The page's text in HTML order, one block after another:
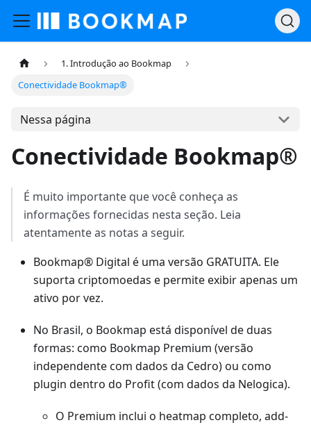
1. Introdução ao Bookmap
Conectividade Bookmap®
Nessa página
Conectividade Bookmap®
É muito importante que você conheça as
informações fornecidas nesta seção. Leia
atentamente as notas a seguir.
Bookmap® Digital é uma versão GRATUITA. Ele
suporta criptomoedas e permite exibir apenas um
ativo por vez.
No Brasil, o Bookmap está disponível de duas
formas: como Bookmap Premium (versão
independente com dados da Cedro) ou como
plugin dentro do Profit (com dados da Nelogica).
O Premium inclui o heatmap completo, add-